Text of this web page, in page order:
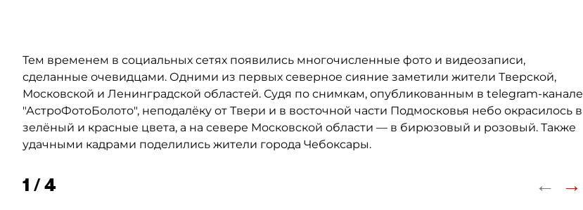
Тем временем в социальных сетях появились многочисленные фото и видеозаписи,
сделанные очевидцами. Одними из первых северное сияние заметили жители Тверской,
Московской и Ленинградской областей. Судя по снимкам, опубликованным в telegram-канале
"АстроФотоБолото", неподалёку от Твери и в восточной части Подмосковья небо окрасилось в
зелёный и красные цвета, а на севере Московской области — в бирюзовый и розовый. Также
удачными кадрами поделились жители города Чебоксары.
1 / 4 ← →